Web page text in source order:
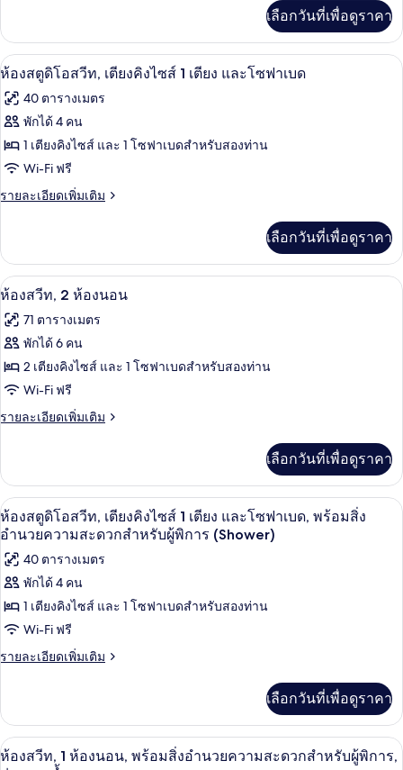
นอน
เกี่ยว
กับ
ห้อง
ท,
นอน
เลือกวันที่เพื่อดูราคา
เปิด
ภาพถ่าย
ทั้งหมด
ของ
ห้อง
สตู
โอ
สวีท,
เตียง
คิง
ไซส์
1
เตียง
และ
เบด
เครื่องนอนป้องกันสารก่อภูมิแพ้, ผ้านว
8
ห้องสตูดิโอสวีท, เตียงคิงไซส์ 1 เตียง และโซฟาเบด
40 ตารางเมตร
พักได้ 4 คน
1 เตียงคิงไซส์ และ 1 โซฟาเบดสำหรับสองท่าน
Wi-Fi ฟรี
รายละเอียดเพิ่มเติม
ราย
เกี่ยว
กับ
ห้อง
ดิ
โอ
ท,
เตียง
ไซส์
โซฟา
เบด
เลือกวันที่เพื่อดูราคา
เปิด
ภาพถ่าย
ทั้งหมด
ของ
ห้อง
สวีท,
นอน
ห้องสวีท, 2 ห้องนอน | เครื่องนอนป้อ
8
ห้องสวีท, 2 ห้องนอน
71 ตารางเมตร
พักได้ 6 คน
2 เตียงคิงไซส์ และ 1 โซฟาเบดสำหรับสองท่าน
Wi-Fi ฟรี
รายละเอียดเพิ่มเติม
ราย
เกี่ยว
กับ
ห้อง
สวี
2
ห้อง
เลือกวันที่เพื่อดูราคา
เปิด
ภาพถ่าย
ทั้งหมด
ของ
ห้อง
สตู
ดิ
สวีท,
เตียง
เครื่องนอนป้องกันสารก่อภูมิแพ้, ผ้านว
7
ห้องสตูดิโอสวีท, เตียงคิงไซส์ 1 เตียง และโซฟาเบด, พร้อมสิ่ง
อำนวยความสะดวกสำหรับผู้พิการ (Shower)
40 ตารางเมตร
พักได้ 4 คน
1 เตียงคิงไซส์ และ 1 โซฟาเบดสำหรับสองท่าน
Wi-Fi ฟรี
รายละเอียดเพิ่มเติม
ราย
เกี่ยว
กับ
ห้อง
เลือกวันที่เพื่อดูราคา
เปิด
เครื่องนอนป้องกันสารก่อภูมิแพ้, ผ้านว
9
ห้องสวีท, 1 ห้องนอน, พร้อมสิ่งอำนวยความสะดวกสำหรับผู้พิการ,